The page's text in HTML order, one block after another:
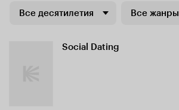
Все десятилетия Все жанры
Social Dating